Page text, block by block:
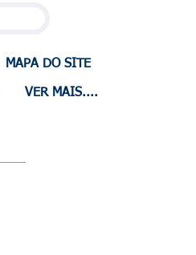
MAPA DO SITE
VER MAIS....